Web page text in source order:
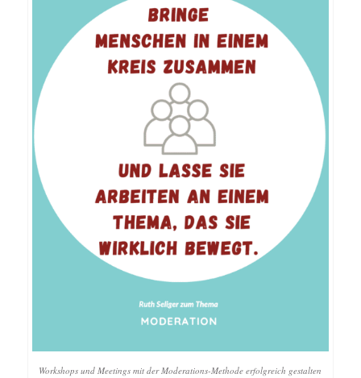
Workshops und Meetings mit der Moderations-Methode erfolgreich gestalten